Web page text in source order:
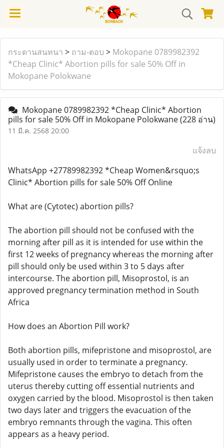
กระดานสนทนา > ถาม-ตอบ > Mokopane 0789982392
*Cheap Clinic* Abortion pills for sale 50% Off in
Mokopane Polokwane
Mokopane 0789982392 *Cheap Clinic* Abortion
pills for sale 50% Off in Mokopane Polokwane(228 อ่าน)
11 มี.ค. 2568 20:00
แจ้งลบ
WhatsApp +27789982392 *Cheap Women&rsquo;s
Clinic* Abortion pills for sale 50% Off Online
What are (Cytotec) abortion pills?
The abortion pill should not be confused with the
morning after pill as it is intended for use within the
first 12 weeks of pregnancy whereas the morning after
pill should only be used within 3 to 5 days after
intercourse. The abortion pill, Misoprostol, is an
approved pregnancy termination method in South
Africa
How does an Abortion Pill work?
Both abortion pills, mifepristone and misoprostol, are
usually used in order to terminate a pregnancy.
Mifepristone causes the embryo to detach from the
uterus thereby cutting off essential nutrients and
oxygen carried by the blood. Misoprostol is then taken
two days later and triggers the evacuation of the
embryo remnants through the vagina. This often
appears as a heavy period.